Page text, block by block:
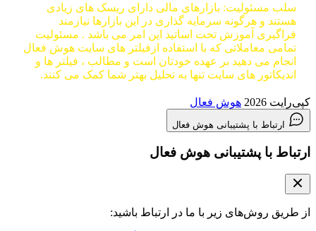
سلب مسئولیت: بازارهای مالی دارای ریسک های زیادی
هستند و هرگونه سرمایه گذاری در این بازارها نیازمند
فراگیری آموزش تحت اساتید این امر می باشد . مسئولیت
تمامی معاملاتی که با استفاده ازفیلتر های سایت هوش فعال
انجام می دهید بر عهده خودتان است و مطالب ، فیلتر ها و
اندیکاتور های سایت تنها به تحلیل بهتر شما کمک می کنند.
کپی‌رایت 2026 هوش فعال
ارتباط با پشتیبانی هوش فعال
ارتباط با پشتیبانی هوش فعال
از طریق روش‌های زیر با ما در ارتباط باشید: